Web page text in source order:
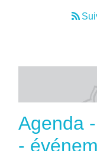
Agenda
-